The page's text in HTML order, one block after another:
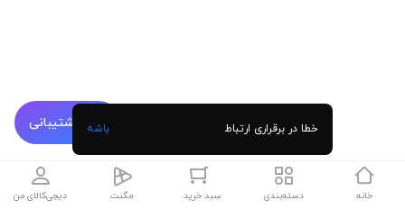
پشتیبانی
خانه دسته‌بندی سبد خرید مگنت دیجی‌کالای من
خطا در برقراری ارتباط باشه